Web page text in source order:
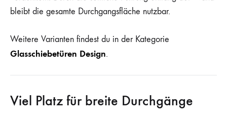
bleibt die gesamte Durchgangsfläche nutzbar.
Weitere Varianten findest du in der Kategorie
Glasschiebetüren Design.
Viel Platz für breite Durchgänge